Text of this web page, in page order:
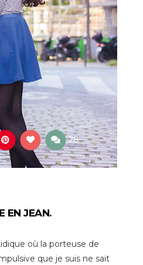
28
EN JEAN.
où la porteuse de
que je suis ne sait